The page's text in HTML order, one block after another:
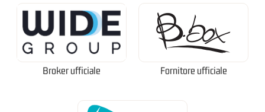
Broker ufficiale Fornitore ufficiale